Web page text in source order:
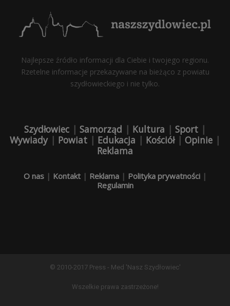
Najlepsze źródło informacji dla Ciebie i twojego regionu.
Rzetelne informacje przekazywane na bieżąco z powiatu
szydłowieckiego i nie tylko.
Szydłowiec | Samorząd | Kultura | Sport |
Wywiady| Powiat | Edukacja | Kościół| Opinie |
Reklama
O nas| Kontakt| Reklama| Polityka prywatności|
Regulamin
© 2010-2017 Press - Med 'Nasz Szydłowiec'
Wszelkie prawa zastrzeżone!